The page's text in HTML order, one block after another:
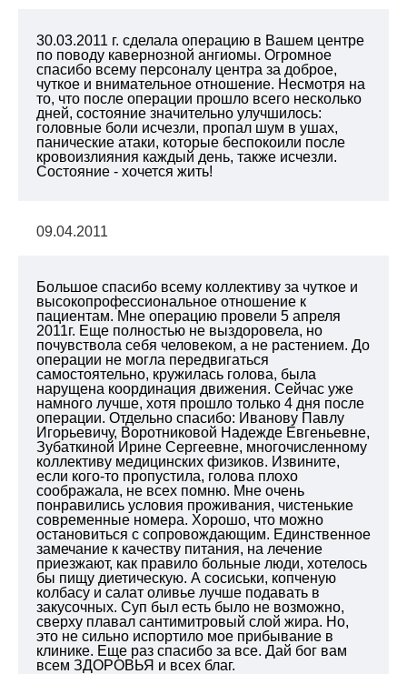
30.03.2011 г. сделала операцию в Вашем центре
по поводу кавернозной ангиомы. Огромное
спасибо всему персоналу центра за доброе,
чуткое и внимательное отношение. Несмотря на
то, что после операции прошло всего несколько
дней, состояние значительно улучшилось:
головные боли исчезли, пропал шум в ушах,
панические атаки, которые беспокоили после
кровоизлияния каждый день, также исчезли.
Состояние - хочется жить!
09.04.2011
Большое спасибо всему коллективу за чуткое и
высокопрофессиональное отношение к
пациентам. Мне операцию провели 5 апреля
2011г. Еще полностью не выздоровела, но
почувствола себя человеком, а не растением. До
операции не могла передвигаться
самостоятельно, кружилась голова, была
нарущена координация движения. Сейчас уже
намного лучше, хотя прошло только 4 дня после
операции. Отдельно спасибо: Иванову Павлу
Игорьевичу, Воротниковой Надежде Евгеньевне,
Зубаткиной Ирине Сергеевне, многочисленному
коллективу медицинских физиков. Извините,
если кого-то пропустила, голова плохо
соображала, не всех помню. Мне очень
понравились условия проживания, чистенькие
современные номера. Хорошо, что можно
остановиться с сопровождающим. Единственное
замечание к качеству питания, на лечение
приезжают, как правило больные люди, хотелось
бы пищу диетическую. А сосиськи, копченую
колбасу и салат оливье лучше подавать в
закусочных. Суп был есть было не возможно,
сверху плавал сантимитровый слой жира. Но,
это не сильно испортило мое прибывание в
клинике. Еще раз спасибо за все. Дай бог вам
всем ЗДОРОВЬЯ и всех благ.